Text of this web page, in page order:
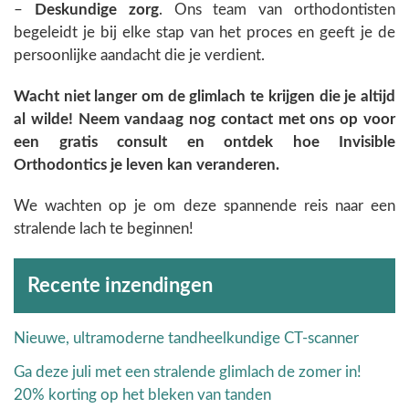
– Deskundige zorg. Ons team van orthodontisten
begeleidt je bij elke stap van het proces en geeft je de
persoonlijke aandacht die je verdient.
Wacht niet langer om de glimlach te krijgen die je altijd
al wilde! Neem vandaag nog contact met ons op voor
een gratis consult en ontdek hoe Invisible
Orthodontics je leven kan veranderen.
We wachten op je om deze spannende reis naar een
stralende lach te beginnen!
Recente inzendingen
Nieuwe, ultramoderne tandheelkundige CT-scanner
Ga deze juli met een stralende glimlach de zomer in!
20% korting op het bleken van tanden